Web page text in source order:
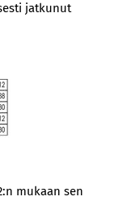
jatkunut
mukaan sen